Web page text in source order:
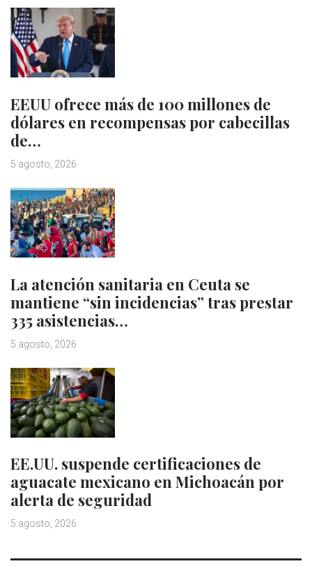
EEUU ofrece más de 100 millones de
dólares en recompensas por cabecillas
de…
5 agosto, 2026
La atención sanitaria en Ceuta se
mantiene “sin incidencias” tras prestar
335 asistencias…
5 agosto, 2026
EE.UU. suspende certificaciones de
aguacate mexicano en Michoacán por
alerta de seguridad
5 agosto, 2026